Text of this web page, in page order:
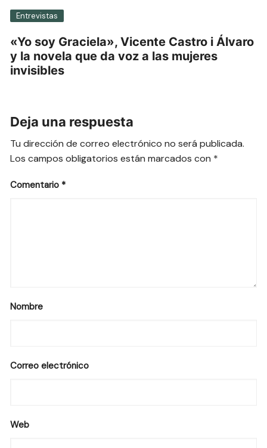
Entrevistas
«Yo soy Graciela», Vicente Castro i Álvaro
y la novela que da voz a las mujeres
invisibles
Deja una respuesta
Tu dirección de correo electrónico no será publicada.
Los campos obligatorios están marcados con *
Comentario *
Nombre
Correo electrónico
Web